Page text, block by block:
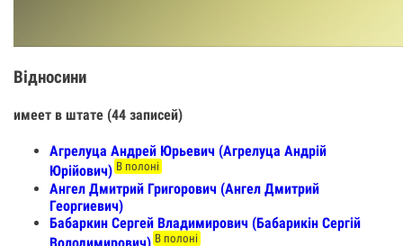
Відносини
имеет в штате (44 записей)
Агрелуца Андрей Юрьевич (Агрелуца Андрій
Юрійович) В полоні
Ангел Дмитрий Григорович (Ангел Дмитрий
Георгиевич)
Бабаркин Сергей Владимирович (Бабарикін Сергій
В полоні